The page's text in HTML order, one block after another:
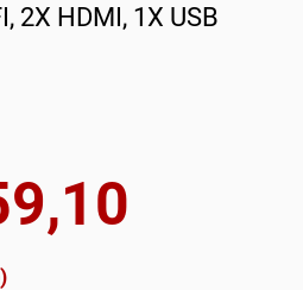
2X HDMI, 1X USB